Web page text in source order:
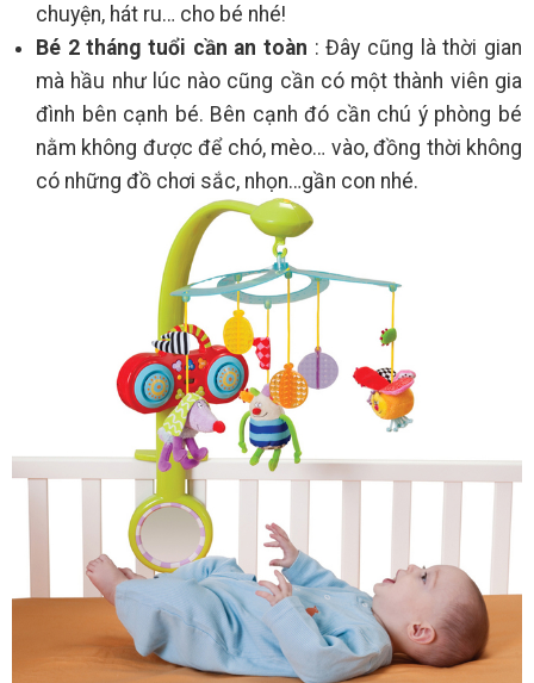
chuyện, hát ru… cho bé nhé!
Bé 2 tháng tuổi cần an toàn : Đây cũng là thời gian
mà hầu như lúc nào cũng cần có một thành viên gia
đình bên cạnh bé. Bên cạnh đó cần chú ý phòng bé
nằm không được để chó, mèo… vào, đồng thời không
có những đồ chơi sắc, nhọn…gần con nhé.